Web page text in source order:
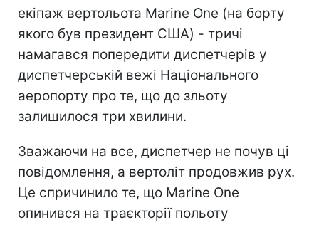
екіпаж вертольота Marine One (на борту
якого був президент США) - тричі
намагався попередити диспетчерів у
диспетчерській вежі Національного
аеропорту про те, що до зльоту
залишилося три хвилини.
Зважаючи на все, диспетчер не почув ці
повідомлення, а вертоліт продовжив рух.
Це спричинило те, що Marine One
опинився на траєкторії польоту